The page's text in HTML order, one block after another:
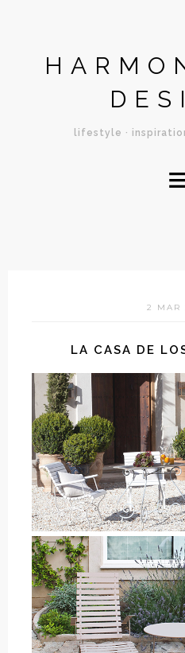
lifestyle ·
2 MAR
LA CASA DE